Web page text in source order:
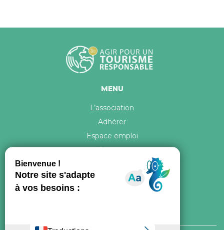
MENU
L’association
Adhérer
Espace emploi
Contact